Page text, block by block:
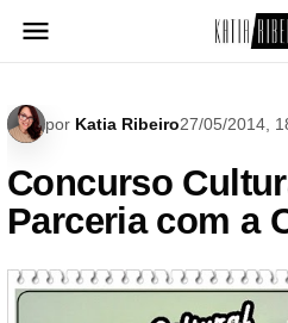
para
por Katia Ribeiro27/05/2014,
Concurso
Parceria com a